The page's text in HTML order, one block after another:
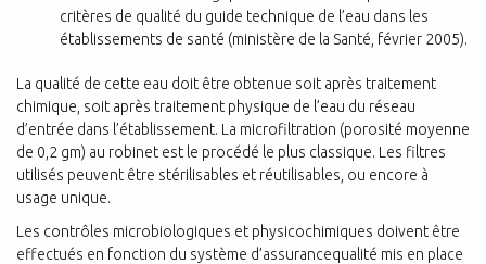
critères de qualité du guide technique de l’eau dans les
établissements de santé (ministère de la Santé, février 2005).
La qualité de cette eau doit être obtenue soit après traitement
chimique, soit après traitement physique de l’eau du réseau
d’entrée dans l’établissement. La microfiltration (porosité moyenne
de 0,2 gm) au robinet est le procédé le plus classique. Les filtres
utilisés peuvent être stérilisables et réutilisables, ou encore à
usage unique.
Les contrôles microbiologiques et physicochimiques doivent être
effectués en fonction du système d’assurancequalité mis en place